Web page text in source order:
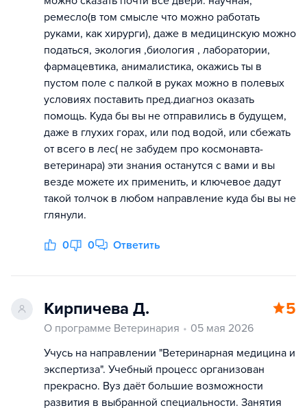
ремесло(в том смысле что можно работать
руками, как хирурги), даже в медицинскую можно
податься, экология ,биология , лаборатории,
фармацевтика, анималистика, окажись ты в
пустом поле с палкой в руках можно в полевых
условиях поставить пред.диагноз оказать
помощь. Куда бы вы не отправились в будущем,
даже в глухих горах, или под водой, или сбежать
от всего в лес( не забудем про космонавта-
ветеринара) эти знания останутся с вами и вы
везде можете их применить, и ключевое дадут
такой толчок в любом направление куда бы вы не
глянули.
0 0 Ответить
Кирпичева Д. 5
О программе Ветеринария
05 мая 2026
Учусь на направлении "Ветеринарная медицина и
экспертиза". Учебный процесс организован
прекрасно. Вуз даёт большие возможности
развития в выбранной специальности. Занятия